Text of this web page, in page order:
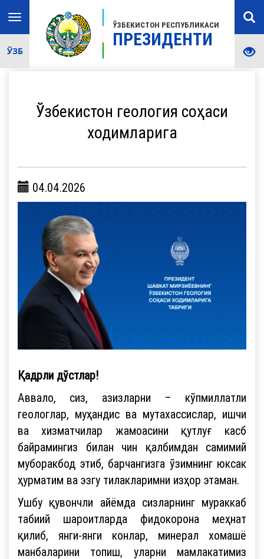
ЎЗБЕКИСТОН РЕСПУБЛИКАСИ
ПРЕЗИДЕНТИ
Toggle
navigation
ЎЗБ
Ўзбекистон геология соҳаси
ходимларига
04.04.2026
Қадрли дўстлар!
Аввало, сиз, азизларни – кўпмиллатли
геологлар, муҳандис ва мутахассислар, ишчи
ва хизматчилар жамоасини қутлуғ касб
байрамингиз билан чин қалбимдан самимий
муборакбод этиб, барчангизга ўзимнинг юксак
ҳурматим ва эзгу тилакларимни изҳор этаман.
Ушбу қувончли айёмда сизларнинг мураккаб
табиий шароитларда фидокорона меҳнат
қилиб, янги-янги конлар, минерал хомашё
манбаларини топиш, уларни мамлакатимиз